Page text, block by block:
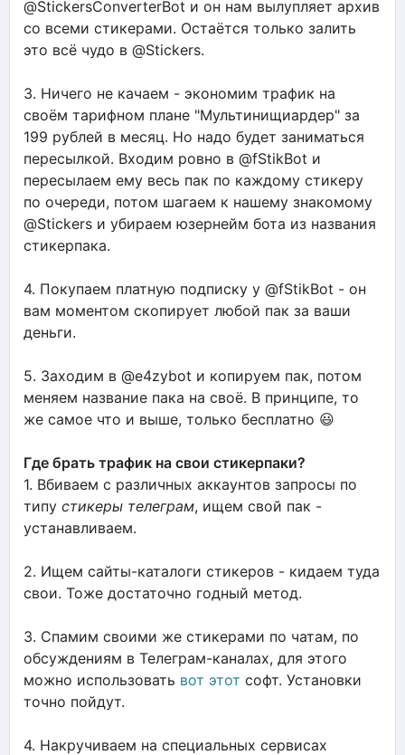
@StickersConverterBot и он нам вылупляет архив
со всеми стикерами. Остаётся только залить
это всё чудо в @Stickers.
3. Ничего не качаем - экономим трафик на
своём тарифном плане "Мультинищиардер" за
199 рублей в месяц. Но надо будет заниматься
пересылкой. Входим ровно в @fStikBot и
пересылаем ему весь пак по каждому стикеру
по очереди, потом шагаем к нашему знакомому
@Stickers и убираем юзернейм бота из названия
стикерпака.
4. Покупаем платную подписку у @fStikBot - он
вам моментом скопирует любой пак за ваши
деньги.
5. Заходим в @e4zybot и копируем пак, потом
меняем название пака на своё. В принципе, то
же самое что и выше, только бесплатно 😃
Где брать трафик на свои стикерпаки?
1. Вбиваем с различных аккаунтов запросы по
типу стикеры телеграм, ищем свой пак -
устанавливаем.
2. Ищем сайты-каталоги стикеров - кидаем туда
свои. Тоже достаточно годный метод.
3. Спамим своими же стикерами по чатам, по
обсуждениям в Телеграм-каналах, для этого
можно использовать вот этот софт. Установки
точно пойдут.
4. Накручиваем на специальных сервисах